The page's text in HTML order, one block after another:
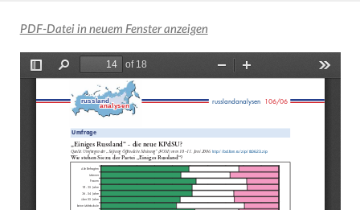
PDF-Datei in neuem Fenster anzeigen